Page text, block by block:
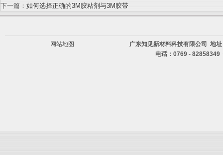
下一篇： 如何选择正确的3M胶粘剂与3M胶带
网站地图
广东知见新材料科技有限公司 地
电话：0769 -